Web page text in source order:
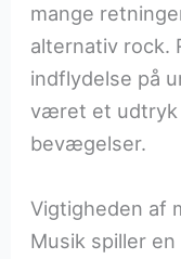
mange
alternativ rock.
indflydelse på
været et udtryk
bevægelser.
Vigtigheden af
Musik spiller